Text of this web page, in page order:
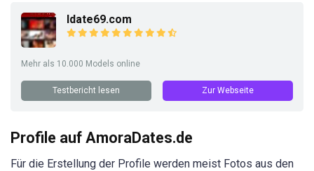
Idate69.com
Mehr als 10.000 Models online
Testbericht lesen Zur Webseite
Profile auf AmoraDates.de
Für die Erstellung der Profile werden meist Fotos aus den